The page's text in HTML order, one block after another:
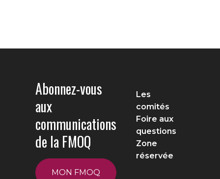
Abonnez-vous
aux
communications
de la FMOQ
MON FMOQ
Les
comités
Foire aux
questions
Zone
réservée